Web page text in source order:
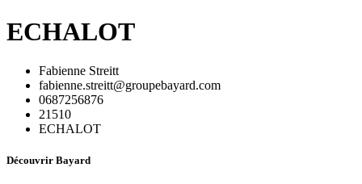
ECHALOT
Fabienne Streitt
fabienne.streitt@groupebayard.com
0687256876
21510
ECHALOT
Découvrir Bayard